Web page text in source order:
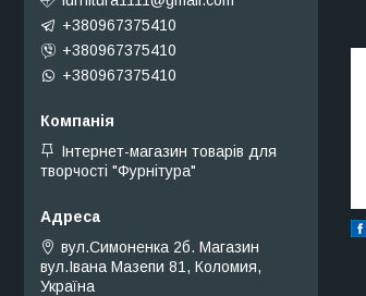
+380967375410
+380967375410
+380967375410
Інтернет-магазин товарів для
творчості "Фурнітура"
вул.Симоненка 2б. Магазин
вул.Івана Мазепи 81, Коломия,
Україна